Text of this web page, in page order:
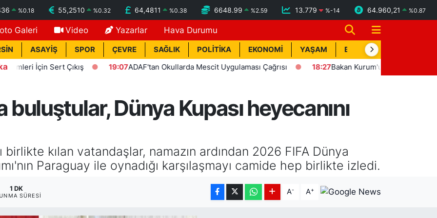
%0.18 55,2510 %0.32 64,4811 %0.38 6648.99 %2.59 13.779 %-14 64.960,21 %0.87
Galeri Video Yazarlar Hava Durumu
ASAYİŞ SPOR ÇEVRE SAĞLIK POLİTİKA EKONOMİ YAŞAM BİK İLAN
İçin Sert Çıkış 19:07 ADAF'tan Okullarda Mescit Uygulaması Çağrısı 18:27 Bakan Kurum'un katılımıyla
buluştular, Dünya Kupası heyecanını
birlikte kılan vatandaşlar, namazın ardından 2026 FIFA Dünya
Paraguay ile oynadığı karşılaşmayı camide hep birlikte izledi.
1 DK
SÜRESI A- A+